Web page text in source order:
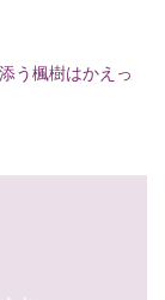
う楓樹はかえっ